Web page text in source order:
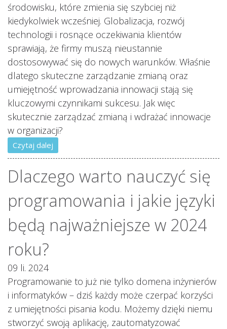
środowisku, które zmienia się szybciej niż
kiedykolwiek wcześniej. Globalizacja, rozwój
technologii i rosnące oczekiwania klientów
sprawiają, że firmy muszą nieustannie
dostosowywać się do nowych warunków. Właśnie
dlatego skuteczne zarządzanie zmianą oraz
umiejętność wprowadzania innowacji stają się
kluczowymi czynnikami sukcesu. Jak więc
skutecznie zarządzać zmianą i wdrażać innowacje
w organizacji?
Czytaj dalej
Dlaczego warto nauczyć się
programowania i jakie języki
będą najważniejsze w 2024
roku?
09 li. 2024
Programowanie to już nie tylko domena inżynierów
i informatyków – dziś każdy może czerpać korzyści
z umiejętności pisania kodu. Możemy dzięki niemu
stworzyć swoją aplikację, zautomatyzować